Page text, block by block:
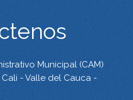
Municipal (CAM)
- Valle del Cauca -